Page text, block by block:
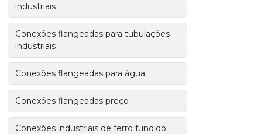
industriais
Conexões flangeadas para tubulações
industriais
Conexões flangeadas para água
Conexões flangeadas preço
Conexões industriais de ferro fundido